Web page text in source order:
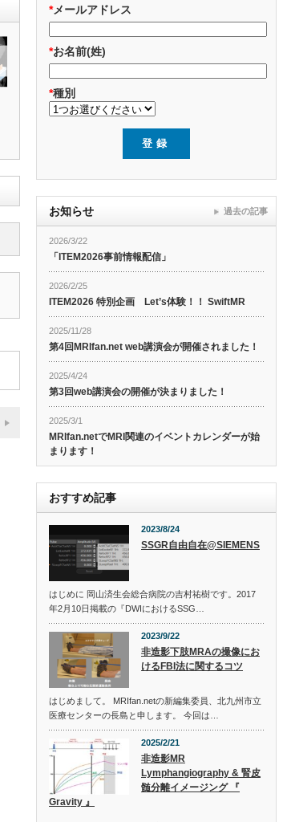
*メールアドレス
*お名前(姓)
*種別
お知らせ
2026/3/22
「ITEM2026事前情報配信」
2026/2/25
ITEM2026 特別企画 Let’s体験！！ SwiftMR
2025/11/28
第4回MRIfan.net web講演会が開催されました！
2025/4/24
第3回web講演会の開催が決まりました！
2025/3/1
MRIfan.netでMRI関連のイベントカレンダーが始
まります！
過去の記事
おすすめ記事
2023/8/24
SSGR自由自在@SIEMENS
はじめに 岡山済生会総合病院の吉村祐樹です。2017
年2月10日掲載の『DWIにおけるSSG…
2023/9/22
非造影下肢MRAの撮像にお
けるFBI法に関するコツ
はじめまして。 MRIfan.netの新編集委員、北九州市立
医療センターの長島と申します。 今回は…
2025/2/21
非造影MR
Lymphangiography & 腎皮
髄分離イメージング 『
Gravity 』